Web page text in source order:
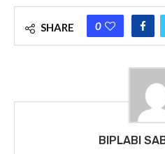
SHARE 0
BIPLABI